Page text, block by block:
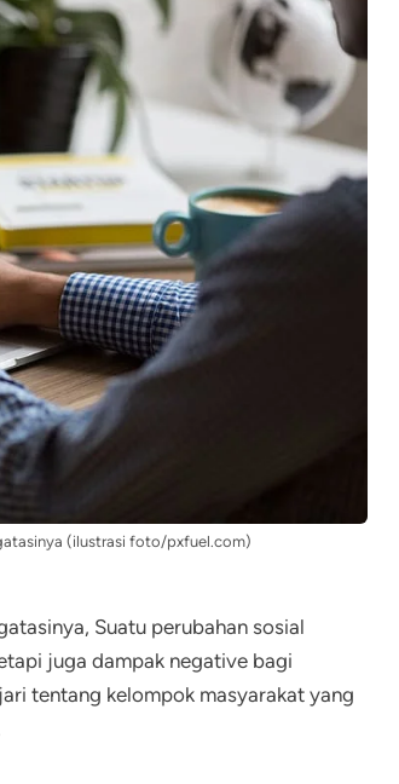
(ilustrasi foto/pxfuel.com)
Suatu perubahan sosial
juga dampak negative bagi
tentang kelompok masyarakat yang